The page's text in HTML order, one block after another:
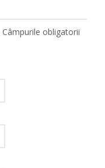
Câmpurile obligatorii